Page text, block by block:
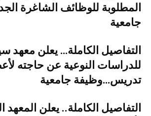
المطلوبة للوظائف الشاغرة
جامعية
التفاصيل الكاملة… يعلن معهد
للدراسات النوعية عن حاجته
تدريس…وظيفة جامعية
التفاصيل الكاملة.. يعلن